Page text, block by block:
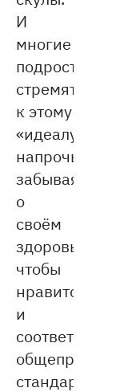
И
многие
подростки
стремятся
к этому
«идеалу»,
напрочь
забывая
о
своём
здоровье,
чтобы
нравится
и
стандарту.